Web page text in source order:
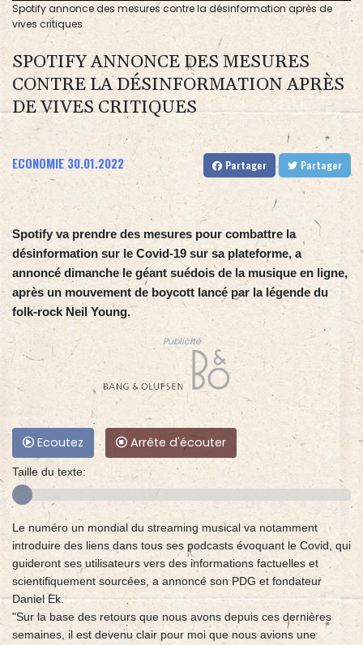
Spotify annonce des mesures contre la désinformation après de
vives critiques
SPOTIFY ANNONCE DES MESURES
CONTRE LA DÉSINFORMATION APRÈS
DE VIVES CRITIQUES
ECONOMIE 30.01.2022 Partager Partager
Spotify va prendre des mesures pour combattre la
désinformation sur le Covid-19 sur sa plateforme, a
annoncé dimanche le géant suédois de la musique en ligne,
après un mouvement de boycott lancé par la légende du
folk-rock Neil Young.
Publicité
Ecoutez Arrête d'écouter
Taille du texte:
Le numéro un mondial du streaming musical va notamment
introduire des liens dans tous ses podcasts évoquant le Covid, qui
guideront ses utilisateurs vers des informations factuelles et
scientifiquement sourcées, a annoncé son PDG et fondateur
Daniel Ek.
"Sur la base des retours que nous avons depuis ces dernières
semaines, il est devenu clair pour moi que nous avions une